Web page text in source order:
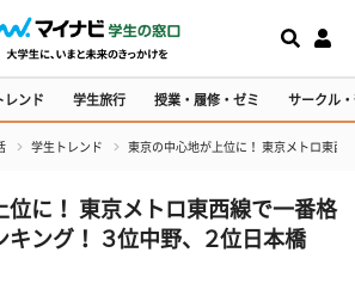
レンド 学生旅行 授業・履修・ゼミ サークル
学生トレンド 東京の中心地が上位に！ 東京メトロ東西
位に！ 東京メトロ東西線で一番格
キング！ ３位中野、２位日本橋